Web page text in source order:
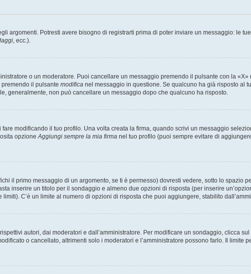
argomenti. Potresti avere bisogno di registrarti prima di poter inviare un messaggio: le
, ecc.).
o un moderatore. Puoi cancellare un messaggio premendo il pulsante con la
il pulsante modifica nel messaggio in questione. Se qualcuno ha già risposto al
generalmente, non può cancellare un messaggio dopo che qualcuno ha risposto.
modificando il tuo profilo. Una volta creata la firma, quando scrivi un messaggio
opzioneAggiungi sempre la mia firma nel tuo profilo (puoi sempre evitare di
il primo messaggio di un argomento, se ti è permesso) dovresti vedere, sotto lo spazio
inserire un titolo per il sondaggio e almeno due opzioni di risposta (per inserire
C’è un limite al numero di opzioni di risposta che puoi aggiungere, stabilito
autori, dai moderatori e dall’amministratore. Per modificare un sondaggio, clicca sul
o cancellato, altrimenti solo i moderatori e l’amministratore possono farlo. Il limite